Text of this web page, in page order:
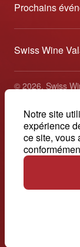
Notre site
expérience
ce site, vous
Partenaires
Prochains
Tavolata des
Sélection des
Swiss Wine
Avenue de la
Suisse.
© 2026, Swiss